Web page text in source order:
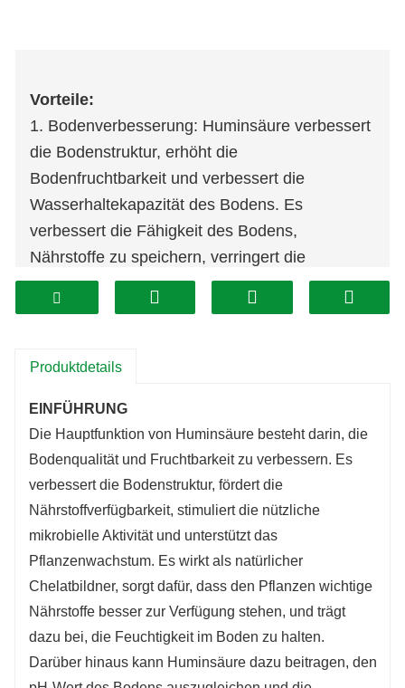
Vorteile:
1. Bodenverbesserung: Huminsäure verbessert
die Bodenstruktur, erhöht die
Bodenfruchtbarkeit und verbessert die
Wasserhaltekapazität des Bodens. Es
verbessert die Fähigkeit des Bodens,
Nährstoffe zu speichern, verringert die
Bodenerosion und fördert eine bessere
Wurzelentwicklung.
Chelatbildner und hilft dabei, essentielle
verfügbar zu machen. Es verhindert das
Auswaschen von Nährstoffen und sorgt dafür,
dass diese effizienter von den Pflanzenwurzeln
aufgenommen werden.
3. Pflanzenwachstum: Huminsäure stimuliert
das Pflanzenwachstum, indem sie die
Wurzelentwicklung fördert und die Effizienz der
Photosynthese erhöht. Es trägt auch dazu bei,
Widerstandsfähigkeit der Pflanzen gegenüber
Produktdetails
EINFÜHRUNG
Die Hauptfunktion von Huminsäure besteht darin, die
Bodenqualität und Fruchtbarkeit zu verbessern. Es
verbessert die Bodenstruktur, fördert die
Nährstoffverfügbarkeit, stimuliert die nützliche
mikrobielle Aktivität und unterstützt das
Pflanzenwachstum. Es wirkt als natürlicher
Chelatbildner, sorgt dafür, dass den Pflanzen wichtige
Nährstoffe besser zur Verfügung stehen, und trägt
dazu bei, die Feuchtigkeit im Boden zu halten.
Darüber hinaus kann Huminsäure dazu beitragen, den